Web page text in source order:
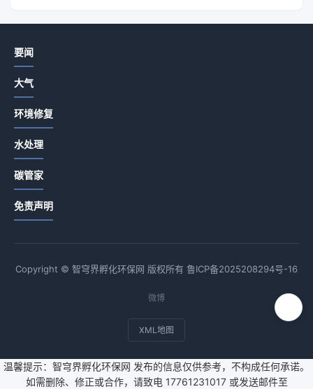
要闻
大气
环境修复
水处理
碳管家
免责声明
Copyright © 智穹界孵化环保网 版权所有 鲁ICP备2025208294号-16
微博
XML地图
温馨提示：智穹界孵化环保网 发布的信息仅供参考，不构成任何承诺。
如需删除、修正或合作，请致电 17761231017 或发送邮件至